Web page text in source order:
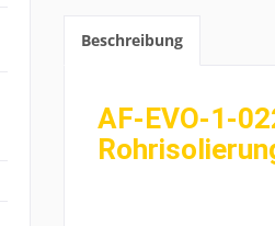
Beschreibung
AF-EVO-1-